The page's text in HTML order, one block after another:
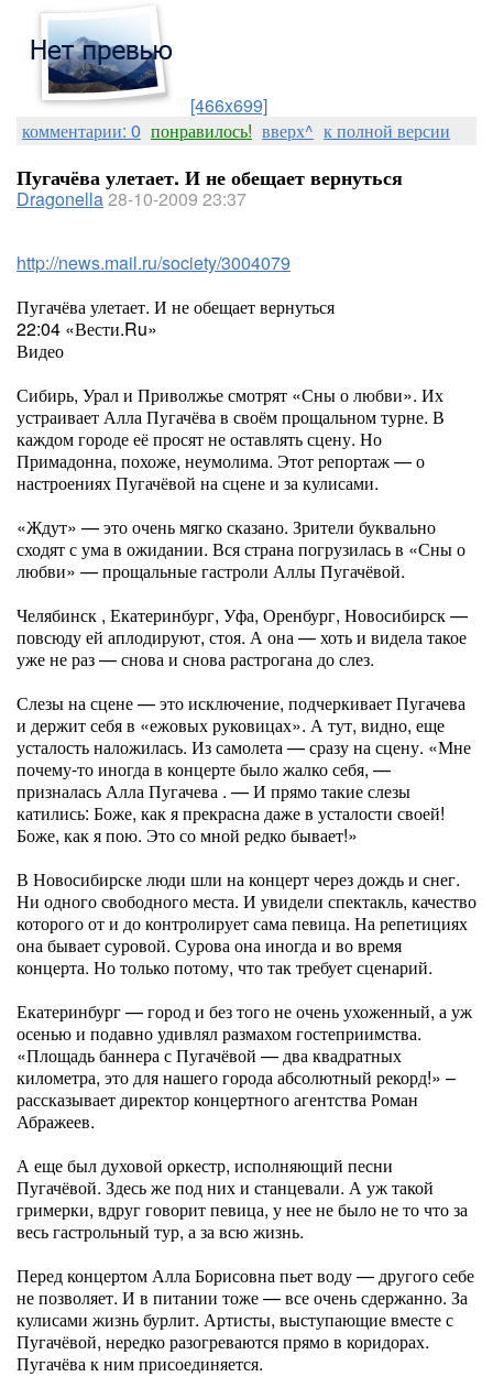
[466x699]
комментарии: 0 понравилось! вверх^ к полной версии
Пугачёва улетает. И не обещает вернуться
Dragonella28-10-2009 23:37
http://news.mail.ru/society/3004079
Пугачёва улетает. И не обещает вернуться
22:04 «Вести.Ru»
Видео
Сибирь, Урал и Приволжье смотрят «Сны о любви». Их
устраивает Алла Пугачёва в своём прощальном турне. В
каждом городе её просят не оставлять сцену. Но
Примадонна, похоже, неумолима. Этот репортаж — о
настроениях Пугачёвой на сцене и за кулисами.
«Ждут» — это очень мягко сказано. Зрители буквально
сходят с ума в ожидании. Вся страна погрузилась в «Сны о
любви» — прощальные гастроли Аллы Пугачёвой.
Челябинск , Екатеринбург, Уфа, Оренбург, Новосибирск —
повсюду ей аплодируют, стоя. А она — хоть и видела такое
уже не раз — снова и снова растрогана до слез.
Слезы на сцене — это исключение, подчеркивает Пугачева
и держит себя в «ежовых руковицах». А тут, видно, еще
усталость наложилась. Из самолета — сразу на сцену. «Мне
почему-то иногда в концерте было жалко себя, —
призналась Алла Пугачева . — И прямо такие слезы
катились: Боже, как я прекрасна даже в усталости своей!
Боже, как я пою. Это со мной редко бывает!»
В Новосибирске люди шли на концерт через дождь и снег.
Ни одного свободного места. И увидели спектакль, качество
которого от и до контролирует сама певица. На репетициях
она бывает суровой. Сурова она иногда и во время
концерта. Но только потому, что так требует сценарий.
Екатеринбург — город и без того не очень ухоженный, а уж
осенью и подавно удивлял размахом гостеприимства.
«Площадь баннера с Пугачёвой — два квадратных
километра, это для нашего города абсолютный рекорд!» –
рассказывает директор концертного агентства Роман
Абражеев.
А еще был духовой оркестр, исполняющий песни
Пугачёвой. Здесь же под них и станцевали. А уж такой
гримерки, вдруг говорит певица, у нее не было не то что за
весь гастрольный тур, а за всю жизнь.
Перед концертом Алла Борисовна пьет воду — другого себе
не позволяет. И в питании тоже — все очень сдержанно. За
кулисами жизнь бурлит. Артисты, выступающие вместе с
Пугачёвой, нередко разогреваются прямо в коридорах.
Пугачёва к ним присоединяется.